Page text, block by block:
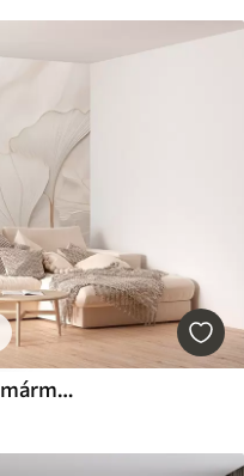
Hojas pastel sobre fondo de mármol en tonos beige